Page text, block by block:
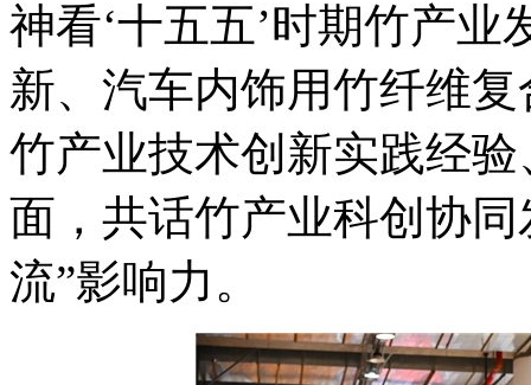
神看‘十五五’时期竹产
新、汽车内饰用竹纤维
竹产业技术创新实践经
面，共话竹产业科创协
流”影响力。